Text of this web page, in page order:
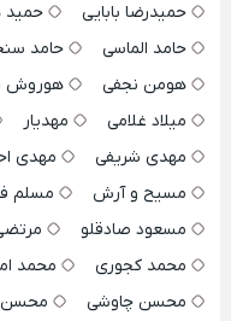
حمیدرضا بابایی
حمید
حامد الماسی
حامد
هومن نجفی
هوروش
میلاد غلامی
مهدیار
مهدی شریفی
مهدی
مسیح و آرش
مسلم
مسعود صادقلو
محمد کجوری
محمد
محسن چاوشی
محسن